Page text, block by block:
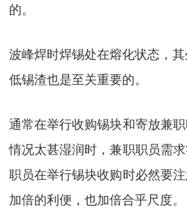
的。
波峰焊时焊锡处在熔化状态，
低锡渣也是至关重要的。
通常在举行收购锡块和寄放兼
情况太甚湿润时，兼职职员需
职员在举行锡块收购时必然要
加倍的利便，也加倍合乎尺度。